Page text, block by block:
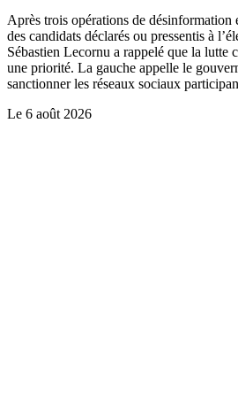
Après trois opérations de désinformation
des candidats déclarés ou pressentis à
Sébastien Lecornu a rappelé que la lutte
une priorité. La gauche appelle le
sanctionner les réseaux sociaux
Le 6 août 2026